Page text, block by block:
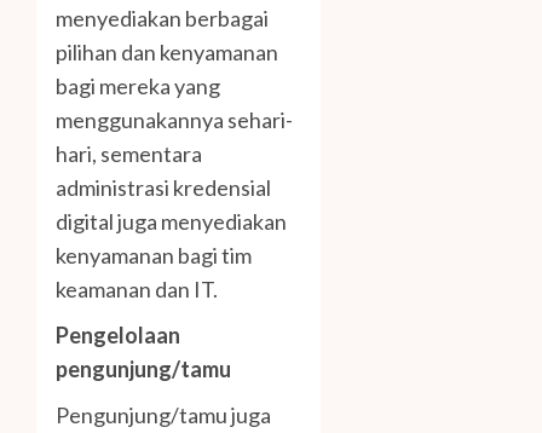
menyediakan berbagai
pilihan dan kenyamanan
bagi mereka yang
menggunakannya sehari-
hari, sementara
administrasi kredensial
digital juga menyediakan
kenyamanan bagi tim
keamanan dan IT.
Pengelolaan
pengunjung/tamu
Pengunjung/tamu juga